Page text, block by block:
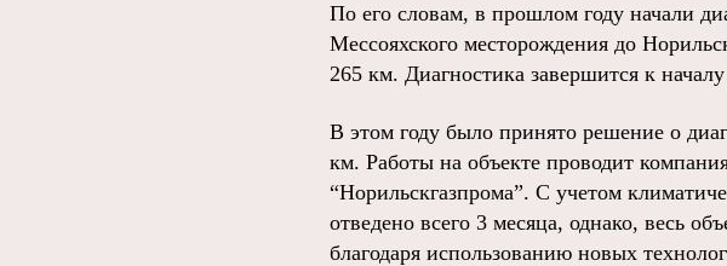
По его словам, в прошлом году начали
Мессояхского месторождения до
265 км. Диагностика завершится к
В этом году было принято решение о
км. Работы на объекте проводит
“Норильскгазпрома”. С учетом
отведено всего 3 месяца, однако, весь
благодаря использованию новых